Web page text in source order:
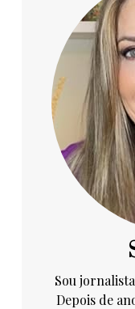
Sou
Depois de